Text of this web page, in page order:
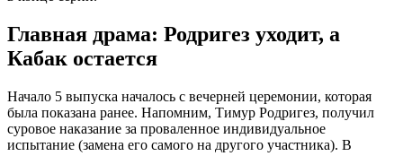
Главная драма: Родригез уходит, а
Кабак остается
Начало 5 выпуска началось с вечерней церемонии, которая
была показана ранее. Напомним, Тимур Родригез, получил
суровое наказание за проваленное индивидуальное
испытание (замена его самого на другого участника). В